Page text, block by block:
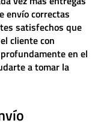
envío correctas
satisfechos que
cliente con
en el
a tomar la